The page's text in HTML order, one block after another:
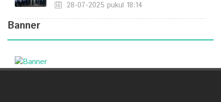
28-07-2025 pukul 18:14
Banner